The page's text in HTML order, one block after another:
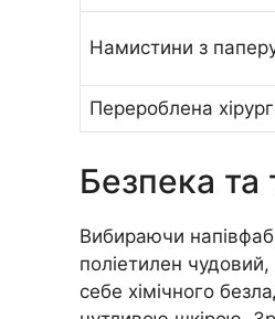
Намистини з
Перероблена
Безпека та
Вибираючи
поліетилен
себе хімічного